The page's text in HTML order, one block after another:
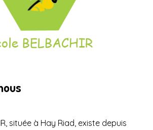
située à Hay Riad, existe depuis